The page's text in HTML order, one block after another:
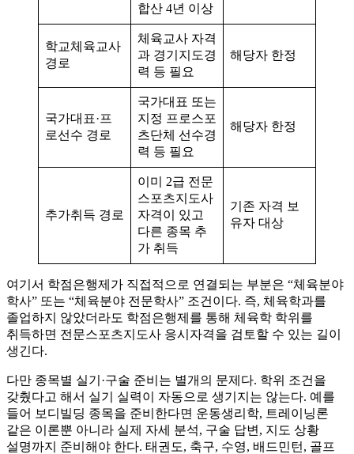
합산 4년 이상
학교체육교사
경로
체육교사 자격
과 경기지도경
력 등 필요
해당자 한정
국가대표·프
로선수 경로
국가대표 또는
지정 프로스포
츠단체 선수경
력 등 필요
해당자 한정
추가취득 경로
이미 2급 전문
스포츠지도사
자격이 있고
다른 종목 추
가 취득
기존 자격 보
유자 대상
여기서 학점은행제가 직접적으로 연결되는 부분은 “체육분야
학사” 또는 “체육분야 전문학사” 조건이다. 즉, 체육학과를
졸업하지 않았더라도 학점은행제를 통해 체육학 학위를
취득하면 전문스포츠지도사 응시자격을 검토할 수 있는 길이
생긴다.
다만 종목별 실기·구술 준비는 별개의 문제다. 학위 조건을
갖췄다고 해서 실기 실력이 자동으로 생기지는 않는다. 예를
들어 보디빌딩 종목을 준비한다면 운동생리학, 트레이닝론
같은 이론뿐 아니라 실제 자세 분석, 구술 답변, 지도 상황
설명까지 준비해야 한다. 태권도, 축구, 수영, 배드민턴, 골프